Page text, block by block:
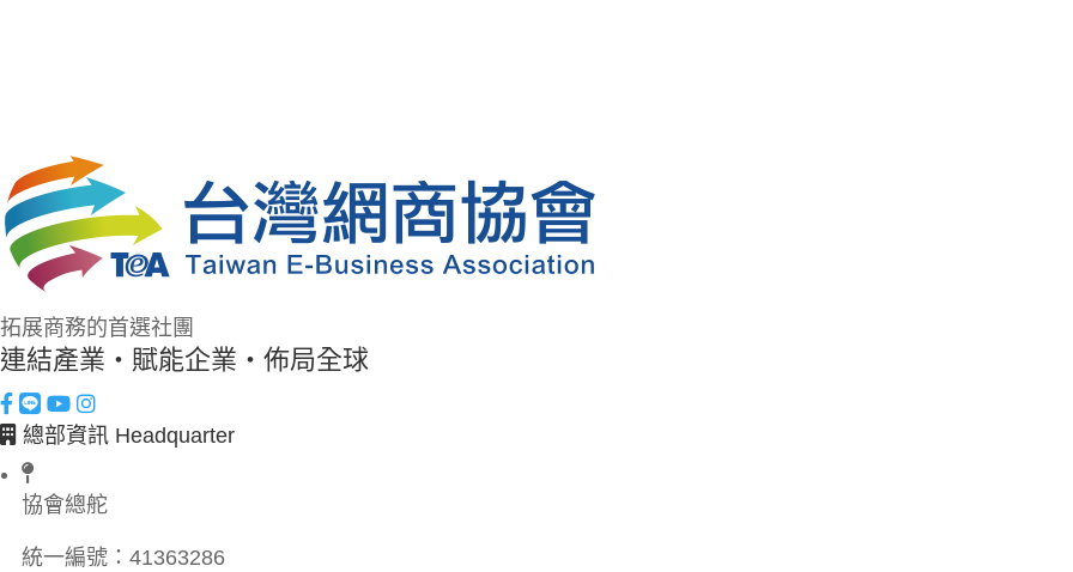
拓展商務的首選社團
連結產業・賦能企業・佈局全球
總部資訊 Headquarter
協會總舵
統一編號： 41363286